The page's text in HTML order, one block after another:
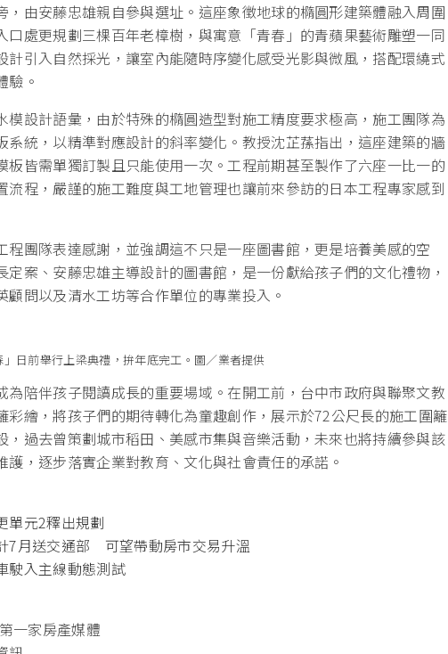
由安藤忠雄親自參與選址。這座象徵地球的橢圓形建築體融入周圍
處更規劃三棵百年老樟樹，與寓意「青春」的青蘋果藝術雕塑一同
引入自然採光，讓室內能隨時序變化感受光影與微風，搭配環繞式
驗。
設計語彙，由於特殊的橢圓造型對施工精度要求極高，施工團隊為
系統，以精準對應設計的斜率變化。教授沈芷蓀指出，這座建築的牆
皆需單獨訂製且只能使用一次。工程前期甚至製作了六座一比一的
程，嚴謹的施工難度與工地管理也讓前來參訪的日本工程專家感到
團隊表達感謝，並強調這不只是一座圖書館，更是培養美感的空
案、安藤忠雄主導設計的圖書館，是一份獻給孩子們的文化禮物，
問以及清水工坊等合作單位的專業投入。
」日前舉行上梁典禮，拚年底完工。圖／業者提供
陪伴孩子閱讀成長的重要場域。在開工前，台中市政府與聯聚文教
繪，將孩子們的期待轉化為童趣創作，展示於72公尺長的施工圍籬
，過去曾策劃城市稻田、美感市集與音樂活動，未來也將持續參與該
，逐步落實企業對教育、文化與社會責任的承諾。
單元2釋出規劃
7月送交通部 可望帶動房市交易升溫
駛入主線動態測試
一家房產媒體